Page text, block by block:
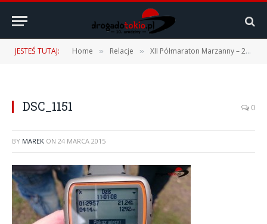
JESTEŚ TUTAJ: Home » Relacje » XII Półmaraton Marzanny – 22.03.2015 r.
DSC_1151 0
BY MAREK ON 24 MARCA 2015